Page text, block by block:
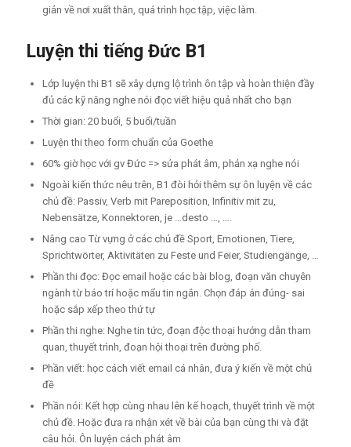
giản về nơi xuất thân, quá trình học tập, việc làm.
Luyện thi tiếng Đức B1
Lớp luyện thi B1 sẽ xây dựng lộ trình ôn tập và hoàn thiện đầy
đủ các kỹ năng nghe nói đọc viết hiệu quả nhất cho bạn
Thời gian: 20 buổi, 5 buổi/tuần
Luyện thi theo form chuẩn của Goethe
60% giờ học với gv Đức => sửa phát âm, phản xạ nghe nói
Ngoài kiến thức nêu trên, B1 đòi hỏi thêm sự ôn luyện về các
chủ đề: Passiv, Verb mit Pareposition, Infinitiv mit zu,
Nebensätze, Konnektoren, je …desto …, ….
Nâng cao Từ vựng ở các chủ đề Sport, Emotionen, Tiere,
Sprichtwörter, Aktivitäten zu Feste und Feier, Studiengänge, …
Phần thi đọc: Đọc email hoặc các bài blog, đoạn văn chuyên
ngành từ báo trí hoặc mẩu tin ngắn. Chọn đáp án đúng- sai
hoặc sắp xếp theo thứ tự
Phần thi nghe: Nghe tin tức, đoạn độc thoại hướng dẫn tham
quan, thuyết trình, đoạn hội thoại trên đường phố.
Phần viết: học cách viết email cá nhân, đưa ý kiến về một chủ
đề
Phần nói: Kết hợp cùng nhau lên kế hoạch, thuyết trình về một
chủ đề. Hoặc đưa ra nhận xét về bài của bạn cùng thi và đặt
câu hỏi. Ôn luyện cách phát âm